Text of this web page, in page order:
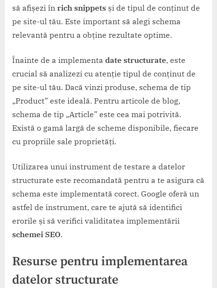
să afișezi în rich snippets și de tipul de conținut de
pe site-ul tău. Este important să alegi schema
relevantă pentru a obține rezultate optime.
Înainte de a implementa date structurate, este
crucial să analizezi cu atenție tipul de conținut de
pe site-ul tău. Dacă vinzi produse, schema de tip
„Product” este ideală. Pentru articole de blog,
schema de tip „Article” este cea mai potrivită.
Există o gamă largă de scheme disponibile, fiecare
cu propriile sale proprietăți.
Utilizarea unui instrument de testare a datelor
structurate este recomandată pentru a te asigura că
schema este implementată corect. Google oferă un
astfel de instrument, care te ajută să identifici
erorile și să verifici validitatea implementării
schemei SEO.
Resurse pentru implementarea
datelor structurate